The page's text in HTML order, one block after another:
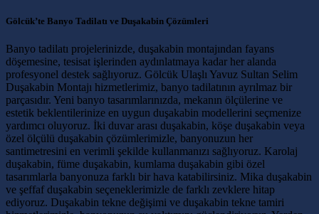
Gölcük’te Banyo Tadilatı ve Duşakabin Çözümleri
Banyo tadilatı projelerinizde, duşakabin montajından fayans
döşemesine, tesisat işlerinden aydınlatmaya kadar her alanda
profesyonel destek sağlıyoruz. Gölcük Ulaşlı Yavuz Sultan Selim
Duşakabin Montajı hizmetlerimiz, banyo tadilatının ayrılmaz bir
parçasıdır. Yeni banyo tasarımlarınızda, mekanın ölçülerine ve
estetik beklentilerinize en uygun duşakabin modellerini seçmenize
yardımcı oluyoruz. İki duvar arası duşakabin, köşe duşakabin veya
özel ölçülü duşakabin çözümlerimizle, banyonuzun her
santimetresini en verimli şekilde kullanmanızı sağlıyoruz. Karolaj
duşakabin, füme duşakabin, kumlama duşakabin gibi özel
tasarımlarla banyonuza farklı bir hava katabilirsiniz. Mika duşakabin
ve şeffaf duşakabin seçeneklerimizle de farklı zevklere hitap
ediyoruz. Duşakabin tekne değişimi ve duşakabin tekne tamiri